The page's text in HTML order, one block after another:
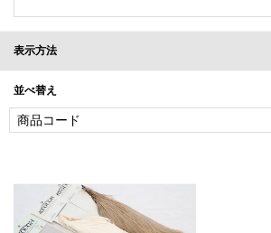
表示方法
並べ替え